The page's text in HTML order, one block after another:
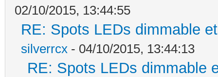
02/10/2015, 13:44:55
RE: Spots LEDs dimmable
silverrcx - 04/10/2015, 13:44:13
RE: Spots LEDs dimmable